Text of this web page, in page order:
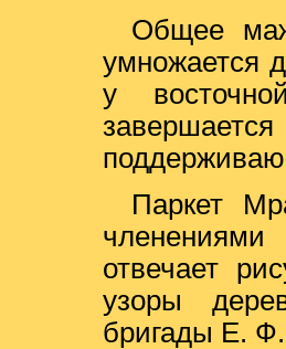
Общее
умножается
у
Паркет
отвечает
узоры
бригады Е.